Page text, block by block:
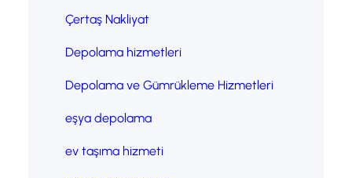
Çertaş Nakliyat
Depolama hizmetleri
Depolama ve Gümrükleme Hizmetleri
eşya depolama
ev taşıma hizmeti